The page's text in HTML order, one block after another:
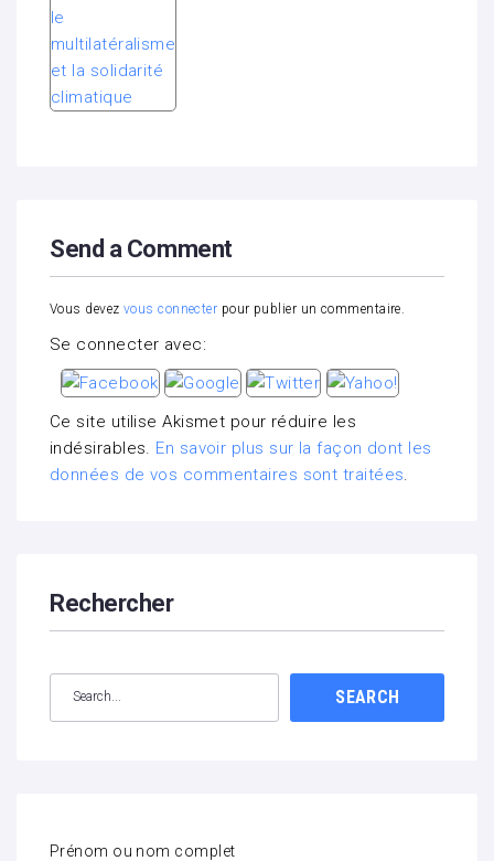
Send a Comment
Vous devez vous connecter pour publier un commentaire.
Se connecter avec:
Ce site utilise Akismet pour réduire les
indésirables. En savoir plus sur la façon dont les
données de vos commentaires sont traitées
Rechercher
SEARCH
Prénom ou nom complet